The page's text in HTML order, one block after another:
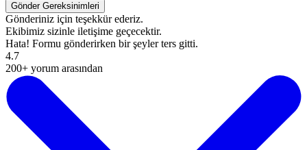
Gönderiniz için teşekkür ederiz.
Ekibimiz sizinle iletişime geçecektir.
Hata! Formu gönderirken bir şeyler ters gitti.
4.7
200+ yorum arasından